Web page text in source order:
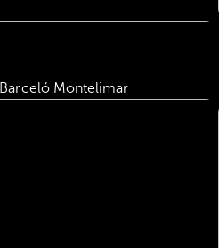
Montelimar